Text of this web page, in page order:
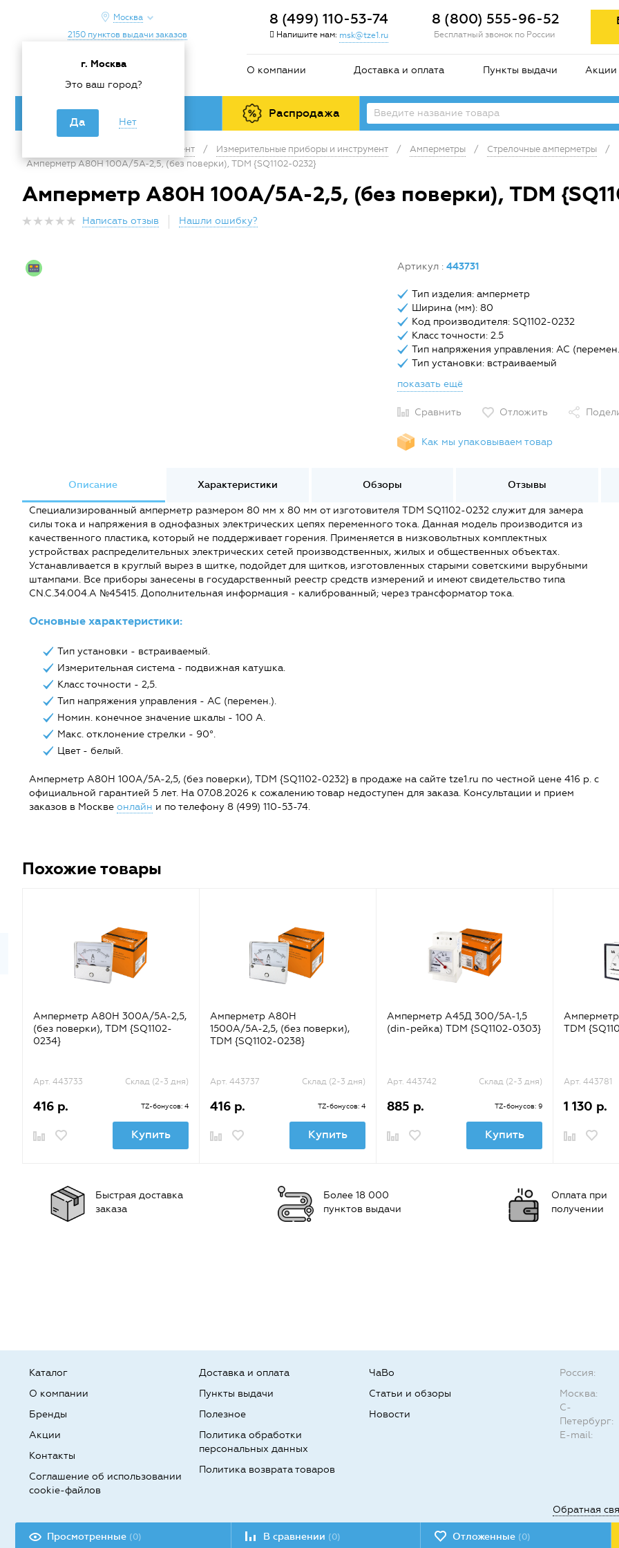
Москва
г. Москва
Это ваш город?
Да Нет
2150 пунктов выдачи заказов
8 (499) 110-53-74
Напишите нам: msk@tze1.ru
8 (800) 555-96-52
Бесплатный звонок по России
О компании Доставка и оплата Пункты выдачи Акции
Каталог товаров Распродажа
Инструмент / Измерительные приборы и инструмент / Амперметры / Стрелочные амперметры
/
Амперметр А80Н 100А/5А-2,5, (без поверки), TDM {SQ1102-0232}
Амперметр А80Н 100А/5А-2,5, (без поверки), TDM
Написать отзыв Нашли ошибку?
Артикул : 443731
Тип изделия: амперметр
Ширина (мм): 80
Код производителя: SQ1102-0232
Класс точности: 2.5
Тип напряжения управления: AC
Тип установки: встраиваемый
показать ещё
Сравнить Отложить
Как мы упаковываем товар
Описание Характеристики Обзоры Отзывы
Специализированный амперметр размером 80 мм х 80 мм от изготовителя TDM SQ1102-0232 служит для замера
силы тока и напряжения в однофазных электрических цепях переменного тока. Данная модель производится из
качественного пластика, который не поддерживает горения. Применяется в низковольтных комплектных
устройствах распределительных электрических сетей производственных, жилых и общественных объектах.
Устанавливается в круглый вырез в щитке, подойдет для щитков, изготовленных старыми советскими вырубными
штампами. Все приборы занесены в государственный реестр средств измерений и имеют свидетельство типа
CN.C.34.004.A №45415. Дополнительная информация - калиброванный; через трансформатор тока.
Основные характеристики:
Тип установки - встраиваемый.
Измерительная система - подвижная катушка.
Класс точности - 2,5.
Тип напряжения управления - AC (перемен.).
Номин. конечное значение шкалы - 100 А.
Макс. отклонение стрелки - 90°.
Цвет - белый.
Амперметр А80Н 100А/5А-2,5, (без поверки), TDM {SQ1102-0232} в продаже на сайте tze1.ru по честной цене 416 р. с
официальной гарантией 5 лет. На 07.08.2026 к сожалению товар недоступен для заказа. Консультации и прием
заказов в Москве онлайн и по телефону 8 (499) 110-53-74.
Похожие товары
Амперметр А80Н 300А/5А-2,5,
(без поверки), TDM {SQ1102-
0234}
Арт. 443733 Склад (2-3 дня)
416 р. TZ-бонусов: 4
Купить
Амперметр А80Н
1500А/5А-2,5, (без поверки),
TDM {SQ1102-0238}
Арт. 443737 Склад (2-3 дня)
416 р. TZ-бонусов: 4
Купить
Амперметр А45Д 300/5А-1,5
(din-рейка) TDM {SQ1102-0303}
Арт. 443742 Склад (2-3 дня)
885 р. TZ-бонусов: 9
Купить
TDM
Арт. 443781
1 130 р.
Быстрая доставка
заказа
Более 18 000
пунктов выдачи
Оплата при
получении
Каталог
О компании
Бренды
Доставка и оплата
Пункты выдачи
Полезное
ЧаВо
Статьи и обзоры
Новости
Акции
Контакты
Соглашение об использовании
cookie-файлов
Политика обработки
персональных данных
Политика возврата товаров
Разработка сайта:
Россия:
Москва:
С-
Петербург:
E-mail:
Обратная
Просмотренные (0) В сравнении (0) Отложенные (0)